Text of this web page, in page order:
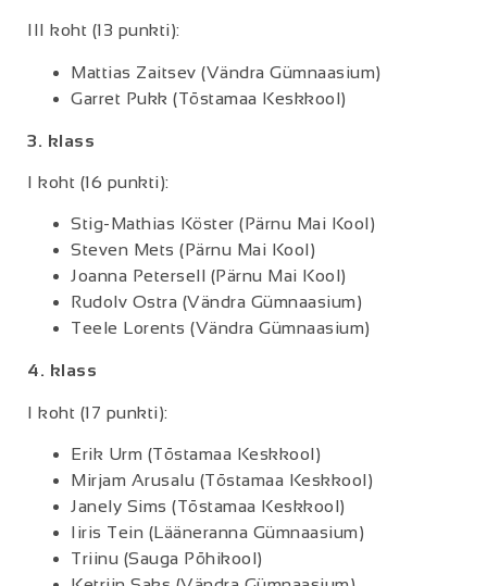
III koht (13 punkti):
Mattias Zaitsev (Vändra Gümnaasium)
Garret Pukk (Tõstamaa Keskkool)
3. klass
I koht (16 punkti):
Stig-Mathias Köster (Pärnu Mai Kool)
Steven Mets (Pärnu Mai Kool)
Joanna Petersell (Pärnu Mai Kool)
Rudolv Ostra (Vändra Gümnaasium)
Teele Lorents (Vändra Gümnaasium)
4. klass
I koht (17 punkti):
Erik Urm (Tõstamaa Keskkool)
Mirjam Arusalu (Tõstamaa Keskkool)
Janely Sims (Tõstamaa Keskkool)
Iiris Tein (Lääneranna Gümnaasium)
Triinu (Sauga Põhikool)